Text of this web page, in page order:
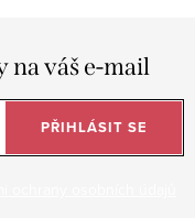
váš e-mail
PŘIHLÁSIT SE